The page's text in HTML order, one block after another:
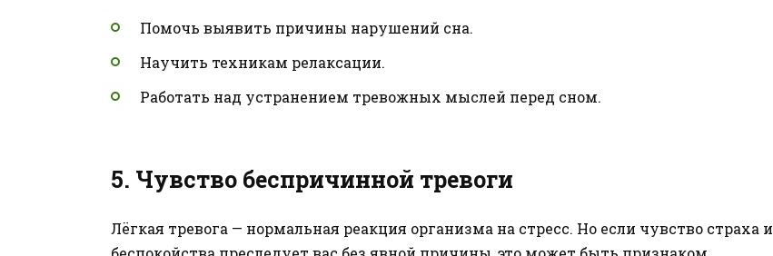
Помочь выявить причины нарушений сна.
Научить техникам релаксации.
Работать над устранением тревожных мыслей перед сном.
5. Чувство беспричинной тревоги
Лёгкая тревога — нормальная реакция организма на стресс. Но если чувство страха и